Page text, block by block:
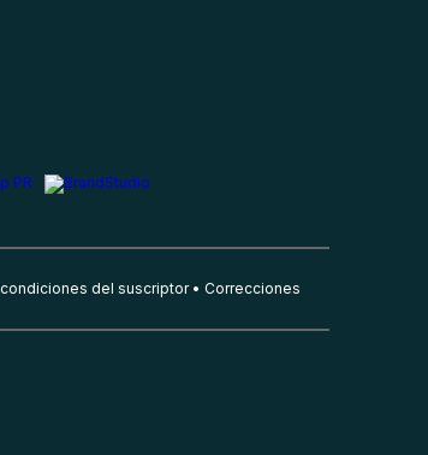
del suscriptor Correcciones